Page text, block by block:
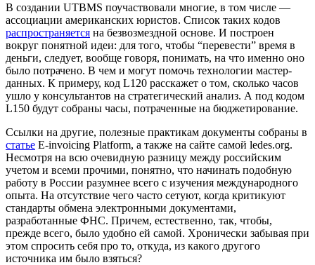
В создании UTBMS поучаствовали многие, в том числе —
ассоциации американских юристов. Список таких кодов
распространяется на безвозмездной основе. И построен
вокруг понятной идеи: для того, чтобы “перевести” время в
деньги, следует, вообще говоря, понимать, на что именно оно
было потрачено. В чем и могут помочь технологии мастер-
данных. К примеру, код L120 расскажет о том, сколько часов
ушло у консультантов на стратегический анализ. А под кодом
L150 будут собраны часы, потраченные на бюджетирование.
Ссылки на другие, полезные практикам документы собраны в
статье E-invoicing Platform, а также на сайте самой ledes.org.
Несмотря на всю очевидную разницу между российским
учетом и всеми прочими, понятно, что начинать подобную
работу в России разумнее всего с изучения международного
опыта. На отсутствие чего часто сетуют, когда критикуют
стандарты обмена электронными документами,
разработанные ФНС. Причем, естественно, так, чтобы,
прежде всего, было удобно ей самой. Хронически забывая при
этом спросить себя про то, откуда, из какого другого
источника им было взяться?